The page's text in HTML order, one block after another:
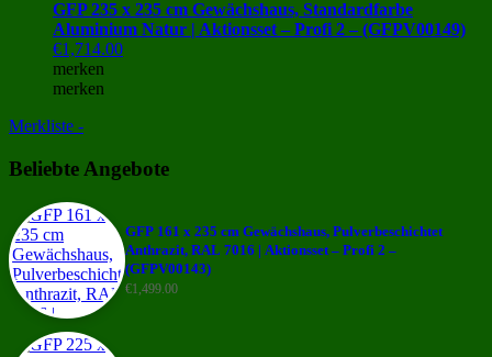
GFP 235 x 235 cm Gewächshaus, Standardfarbe
Aluminium Natur | Aktionsset – Profi 2 – (GFPV00149)
€1,714.00
merken
merken
Merkliste -
Beliebte Angebote
GFP 161 x 235 cm Gewächshaus, Pulverbeschichtet
Anthrazit, RAL 7016 | Aktionsset – Profi 2 –
(GFPV00143)
€1,499.00